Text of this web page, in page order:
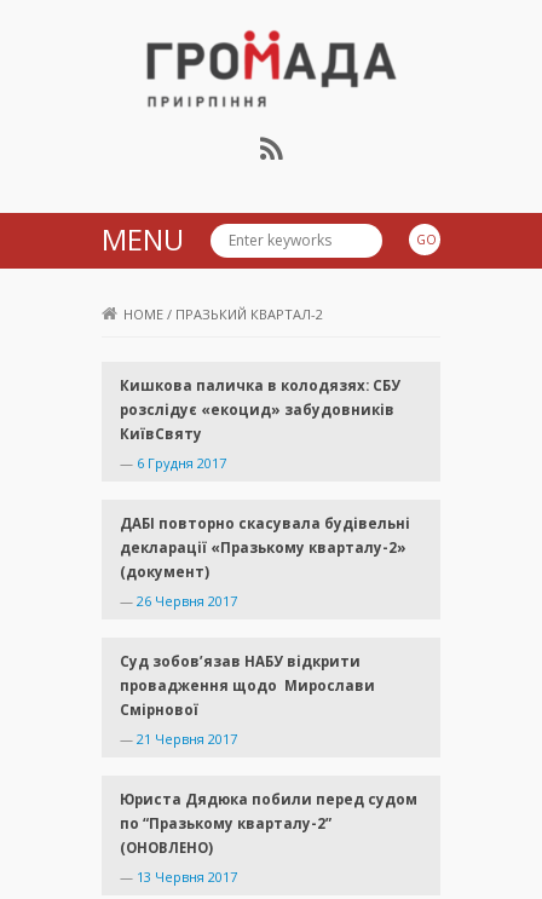
Громада Приірпіння
MENU
HOME / ПРАЗЬКИЙ КВАРТАЛ-2
Кишкова паличка в колодязях: СБУ
розслідує «екоцид» забудовників
КиївСвяту
— 6 Грудня 2017
ДАБІ повторно скасувала будівельні
декларації «Празькому кварталу-2»
(документ)
— 26 Червня 2017
Суд зобов’язав НАБУ відкрити
провадження щодо Мирослави
Смірнової
— 21 Червня 2017
Юриста Дядюка побили перед судом
по “Празькому кварталу-2”
(ОНОВЛЕНО)
— 13 Червня 2017